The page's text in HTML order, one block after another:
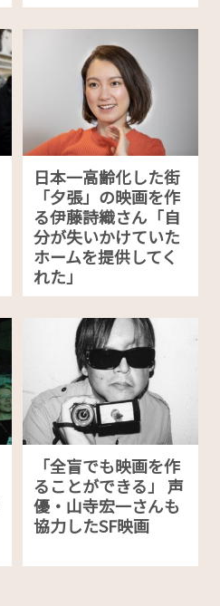
日本一高齢化した街
「夕張」の映画を作
る伊藤詩織さん「自
分が失いかけていた
ホームを提供してく
れた」
「全盲でも映画を作
ることができる」 声
優・山寺宏一さんも
協力したSF映画